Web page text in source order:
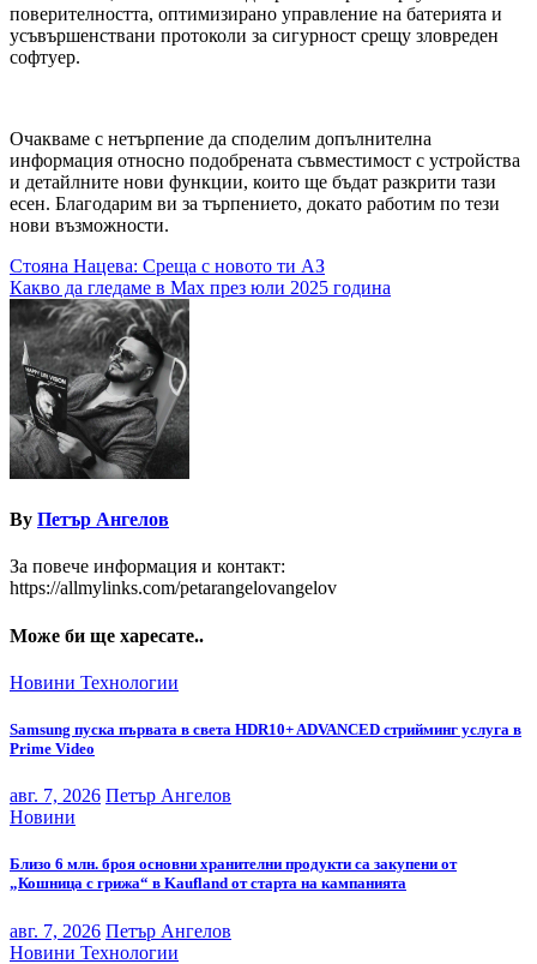
поверителността, оптимизирано управление на батерията и
усъвършенствани протоколи за сигурност срещу зловреден
софтуер.
Очакваме с нетърпение да споделим допълнителна
информация относно подобрената съвместимост с устройства
и детайлните нови функции, които ще бъдат разкрити тази
есен. Благодарим ви за търпението, докато работим по тези
нови възможности.
Навигация
Стояна Нацева: Среща с новото ти АЗ
Какво да гледаме в Max през юли 2025 година
By Петър Ангелов
За повече информация и контакт:
https://allmylinks.com/petarangelovangelov
Може би ще харесате..
Новини Технологии
Samsung пуска първата в света HDR10+ ADVANCED стрийминг услуга в
Prime Video
авг. 7, 2026 Петър Ангелов
Новини
Близо 6 млн. броя основни хранителни продукти са закупени от
„Кошница с грижа“ в Kaufland от старта на кампанията
авг. 7, 2026 Петър Ангелов
Новини Технологии